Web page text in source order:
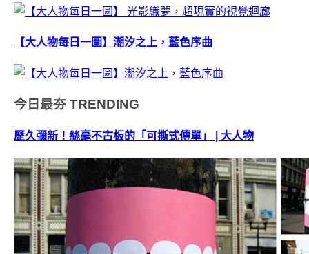
【大人物每日一圖】潮汐之上，藍色序曲
今日最夯 TRENDING
歷久彌新！絲毫不古板的「可撕式傳單」 | 大人物